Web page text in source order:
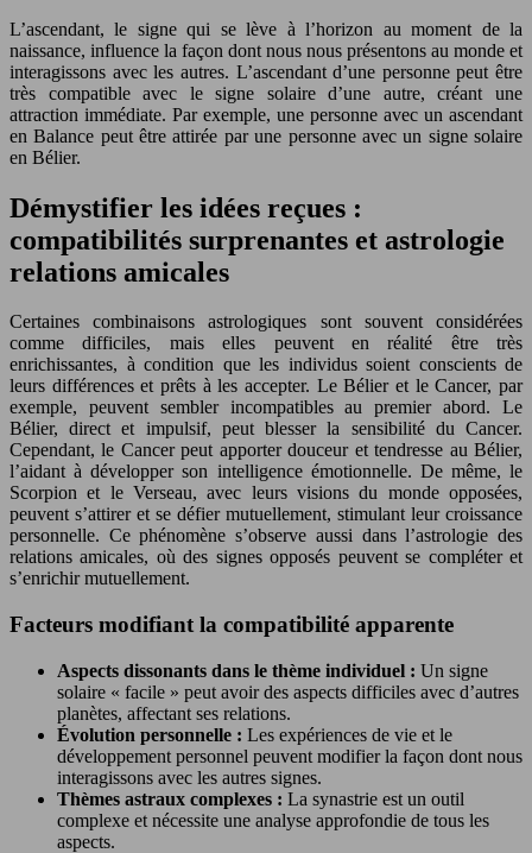
L’ascendant, le signe qui se lève à l’horizon au moment de la
naissance, influence la façon dont nous nous présentons au monde et
interagissons avec les autres. L’ascendant d’une personne peut être
très compatible avec le signe solaire d’une autre, créant une
attraction immédiate. Par exemple, une personne avec un ascendant
en Balance peut être attirée par une personne avec un signe solaire
en Bélier.
Démystifier les idées reçues :
compatibilités surprenantes et astrologie
relations amicales
Certaines combinaisons astrologiques sont souvent considérées
comme difficiles, mais elles peuvent en réalité être très
enrichissantes, à condition que les individus soient conscients de
leurs différences et prêts à les accepter. Le Bélier et le Cancer, par
exemple, peuvent sembler incompatibles au premier abord. Le
Bélier, direct et impulsif, peut blesser la sensibilité du Cancer.
Cependant, le Cancer peut apporter douceur et tendresse au Bélier,
l’aidant à développer son intelligence émotionnelle. De même, le
Scorpion et le Verseau, avec leurs visions du monde opposées,
peuvent s’attirer et se défier mutuellement, stimulant leur croissance
personnelle. Ce phénomène s’observe aussi dans l’astrologie des
relations amicales, où des signes opposés peuvent se compléter et
s’enrichir mutuellement.
Facteurs modifiant la compatibilité apparente
Aspects dissonants dans le thème individuel : Un signe
solaire « facile » peut avoir des aspects difficiles avec d’autres
planètes, affectant ses relations.
Évolution personnelle : Les expériences de vie et le
développement personnel peuvent modifier la façon dont nous
interagissons avec les autres signes.
Thèmes astraux complexes : La synastrie est un outil
complexe et nécessite une analyse approfondie de tous les
aspects.